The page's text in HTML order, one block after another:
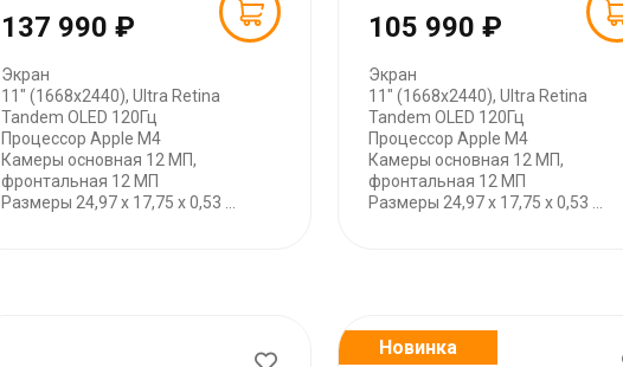
137 990 ₽
Экран
11" (1668х2440), Ultra Retina
Tandem OLED 120Гц
Процессор Apple M4
Камеры основная 12 МП,
фронтальная 12 МП
Размеры 24,97 x 17,75 x 0,53 ...
105 990 ₽
Экран
11" (1668х2440), Ultra Retina
Tandem OLED 120Гц
Процессор Apple M4
Камеры основная 12 МП,
фронтальная 12 МП
Размеры 24,97 x 17,75 x 0,53 ...
Новинка